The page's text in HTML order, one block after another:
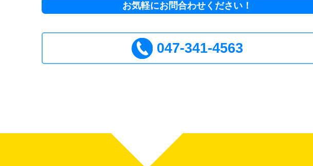
お気軽にお問合わせください！
047-341-4563